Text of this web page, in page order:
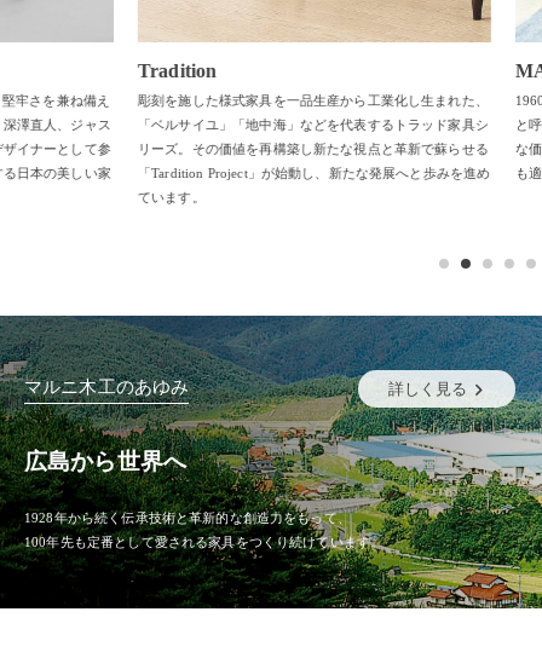
兼ね備え
、ジャス
として参
美しい家
Tradition
彫刻を施した様式家具を一品生産から工業化し生まれた、
「ベルサイユ」「地中海」などを代表するトラッド家具シ
リーズ。その価値を再構築し新たな視点と革新で蘇らせる
「Tardition Project」が始動し、新たな発展へと歩みを進め
ています。
1960年代
と呼ばれ
な価値を
も適応す
マルニ木工のあゆみ
広島から世界へ
1928年から続く伝承技術と革新的な創造力をもって、
100年先も定番として愛される家具をつくり続けています。
詳しく見る